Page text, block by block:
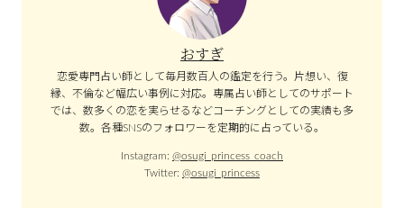
おすぎ
恋愛専門占い師として毎月数百人の鑑定を行う。片想い、復
縁、不倫など幅広い事例に対応。専属占い師としてのサポート
では、数多くの恋を実らせるなどコーチングとしての実績も多
数。各種SNSのフォロワーを定期的に占っている。
Instagram: @osugi_princess_coach
Twitter: @osugi_princess